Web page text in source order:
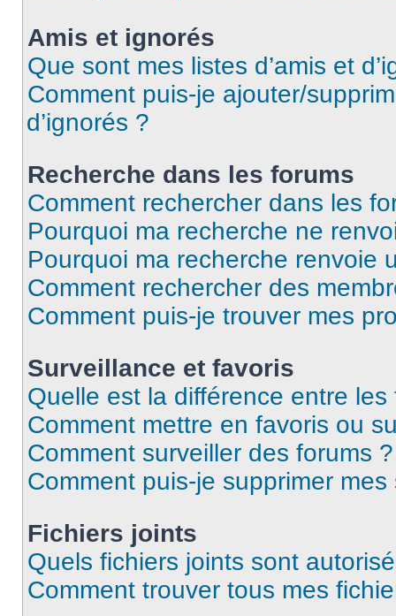
Amis et ignorés
Que sont mes listes d’amis et
Comment puis-je ajouter/
d’ignorés ?
Recherche dans les forums
Comment rechercher dans les
Pourquoi ma recherche ne
Pourquoi ma recherche renvoie
Comment rechercher des
Comment puis-je trouver mes
Surveillance et favoris
Quelle est la différence entre
Comment mettre en favoris ou
Comment surveiller des forums ?
Comment puis-je supprimer
Fichiers joints
Quels fichiers joints sont
Comment trouver tous mes